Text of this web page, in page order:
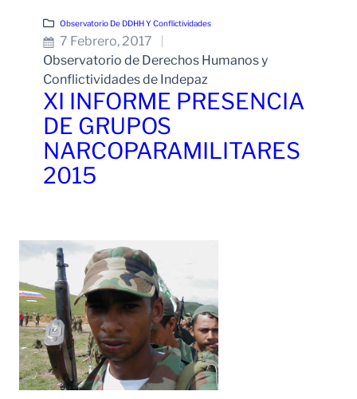
Observatorio De DDHH Y Conflictividades
7 Febrero, 2017
Observatorio de Derechos Humanos y
Conflictividades de Indepaz
XI INFORME PRESENCIA
DE GRUPOS
NARCOPARAMILITARES
2015